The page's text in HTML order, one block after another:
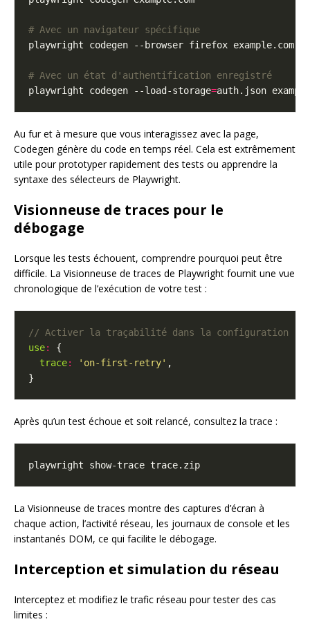
# Avec un navigateur spécifique
# Avec un état d'authentification enregistré
playwright codegen --load-storage=
Au fur et à mesure que vous interagissez avec la page,
Codegen génère du code en temps réel. Cela est extrêmement
utile pour prototyper rapidement des tests ou apprendre la
syntaxe des sélecteurs de Playwright.
Visionneuse de traces pour le
débogage
Lorsque les tests échouent, comprendre pourquoi peut être
difficile. La Visionneuse de traces de Playwright fournit une vue
chronologique de l’exécution de votre test :
use:
trace: 'on-first-retry'
Après qu’un test échoue et soit relancé, consultez la trace :
La Visionneuse de traces montre des captures d’écran à
chaque action, l’activité réseau, les journaux de console et les
instantanés DOM, ce qui facilite le débogage.
Interception et simulation du réseau
Interceptez et modifiez le trafic réseau pour tester des cas
limites :